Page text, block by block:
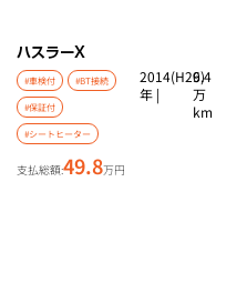
ハスラーX
#車検付 #BT接続
#保証付
#シートヒーター
2014(H26)
年 |
9.4
万
km
支払総額:49.8万円